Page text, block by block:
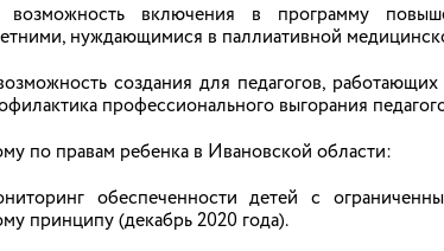
с нас: как защитить ребенка на
проводят на улице всё больше времени.
родителям: доверие — это хорошо, но
возможность включения в программу
нуждающимися в паллиативной
создания для педагогов,
профессионального выгорания
по правам ребенка в Ивановской области:
обеспеченности детей с
принципу (декабрь 2020 года).